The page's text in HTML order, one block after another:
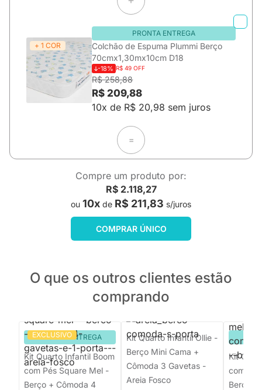
+ 1 COR
PRONTA ENTREGA
Colchão de Espuma Plummi Berço
70cmx1,30mx10cm D18
-18% R$ 49 OFF
R$ 258,88
R$ 209,88
10x de R$ 20,98 sem juros
=
Compre um produto por:
R$ 2.118,27
ou 10x de R$ 211,83 s/juros
COMPRAR ÚNICO
O que os outros clientes estão
comprando
EXCLUSIVO
PRONTA ENTREGA
Kit Quarto Infantil Boom
com Pés Square Mel -
Berço + Cômoda 4
Kit Quarto Infantil Ollie -
Berço Mini Cama +
Cômoda 3 Gavetas -
Areia Fosco
Kit
com
Berço +